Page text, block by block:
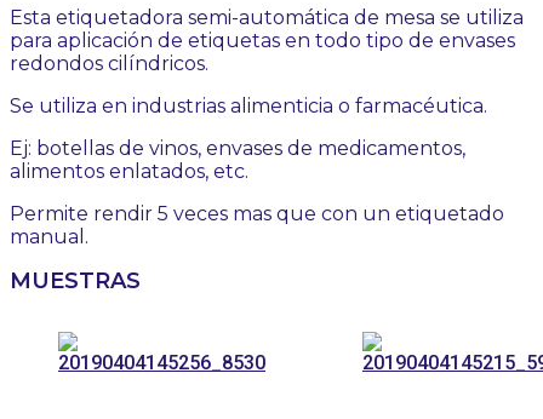
Esta etiquetadora semi-automática de mesa se utiliza
para aplicación de etiquetas en todo tipo de envases
redondos cilíndricos.
Se utiliza en industrias alimenticia o farmacéutica.
Ej: botellas de vinos, envases de medicamentos,
alimentos enlatados, etc.
Permite rendir 5 veces mas que con un etiquetado
manual.
MUESTRAS